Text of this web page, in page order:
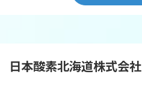
日本酸素北海道株式会社